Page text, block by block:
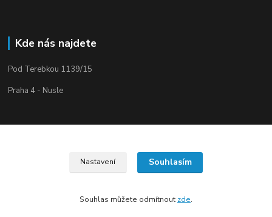
Kde nás najdete
Pod Terebkou 1139/15
Praha 4 - Nusle
Upravit sběr cookies.
Nastavení Souhlasím
Souhlas můžete odmítnout zde.